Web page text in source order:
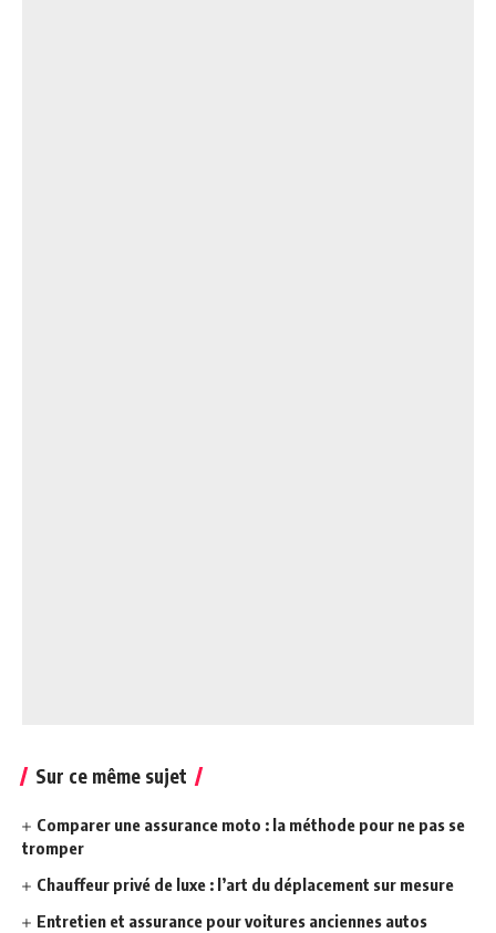
Sur ce même sujet
Comparer une assurance moto : la méthode pour ne pas se
tromper
Chauffeur privé de luxe : l’art du déplacement sur mesure
Entretien et assurance pour voitures anciennes autos